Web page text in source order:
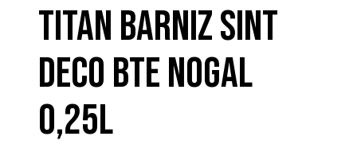
TITAN BARNIZ SINT
DECO BTE NOGAL
0,25L